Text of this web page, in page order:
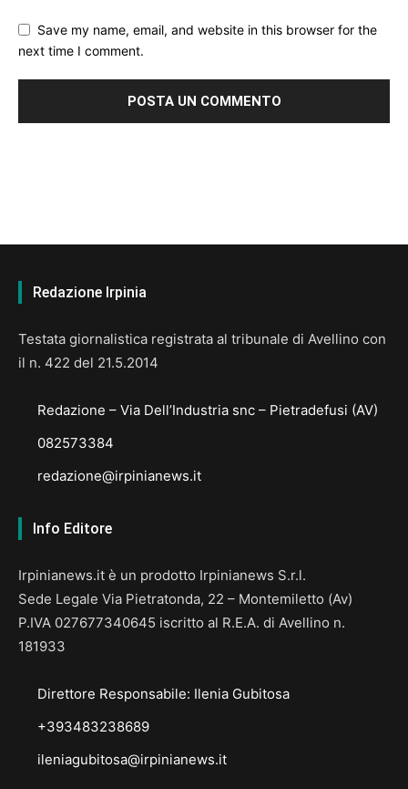
Save my name, email, and website in this browser for the
next time I comment.
Redazione Irpinia
Testata giornalistica registrata al tribunale di Avellino con
il n. 422 del 21.5.2014
Redazione – Via Dell’Industria snc – Pietradefusi (AV)
082573384
redazione@irpinianews.it
Info Editore
Irpinianews.it è un prodotto Irpinianews S.r.l.
Sede Legale Via Pietratonda, 22 – Montemiletto (Av)
P.IVA 027677340645 iscritto al R.E.A. di Avellino n.
181933
Direttore Responsabile: Ilenia Gubitosa
+393483238689
ileniagubitosa@irpinianews.it